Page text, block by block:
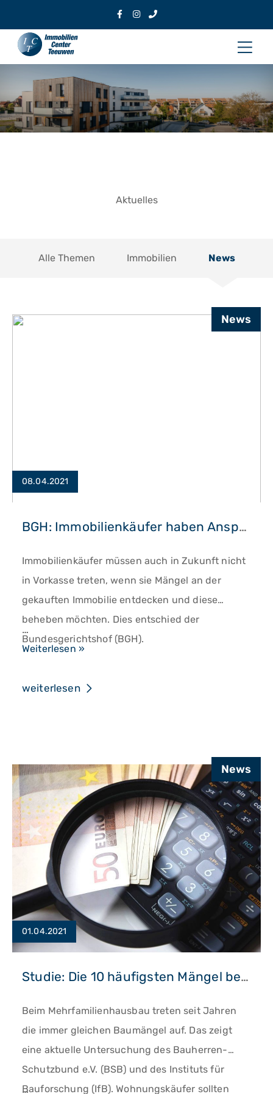
Inhalt
springen
Aktuelles
Alle Themen Immobilien News
News
08.04.2021
BGH: Immobilienkäufer haben Anspruch auf „fiktive Mängelbeseitigungskosten“
Immobilienkäufer müssen auch in Zukunft nicht
in Vorkasse treten, wenn sie Mängel an der
gekauften Immobilie entdecken und diese
beheben möchten. Dies entschied der
Bundesgerichtshof (BGH).
…
BGH:
haben
Mängelbeseitigungskosten“
Weiterlesen »
weiterlesen
News
01.04.2021
Studie: Die 10 häufigsten Mängel beim Mehrfamilienhausbau
Beim Mehrfamilienhausbau treten seit Jahren
die immer gleichen Baumängel auf. Das zeigt
eine aktuelle Untersuchung des Bauherren-
Schutzbund e.V. (BSB) und des Instituts für
Bauforschung (IfB). Wohnungskäufer sollten
…